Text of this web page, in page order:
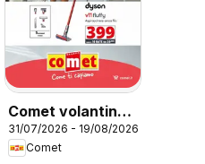
Comet volantino
Piccoli
Elettrodomestici
31/07/2026 - 19/08/2026
Comet